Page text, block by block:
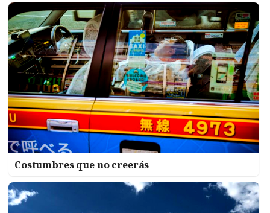
Costumbres que no creerás